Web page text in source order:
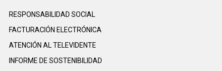
RESPONSABILIDAD SOCIAL
FACTURACIÓN ELECTRÓNICA
ATENCIÓN AL TELEVIDENTE
INFORME DE SOSTENIBILIDAD